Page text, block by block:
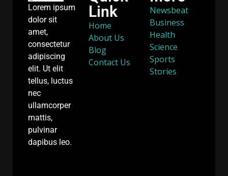
Lorem ipsum
dolor sit
amet,
consectetur
adipiscing
elit. Ut elit
tellus, luctus
nec
ullamcorper
mattis,
pulvinar
dapibus leo.
Link
Home
About Us
Blog
Contact Us
Newsbeat
Business
Health
Science
Sports
Stories